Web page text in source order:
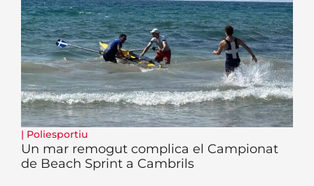
| Poliesportiu
Un mar remogut complica el Campionat
de Beach Sprint a Cambrils